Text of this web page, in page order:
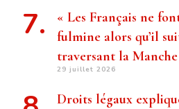
« Les Français ne
fulmine alors qu’il
traversant la Manche
29 juillet 2026
Droits légaux